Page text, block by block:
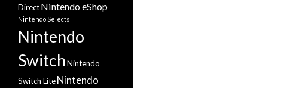
DirectNintendo eShop
Nintendo Selects
Nintendo
SwitchNintendo
Switch LiteNintendo